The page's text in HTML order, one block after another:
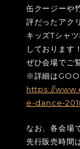
缶クージーや
評だったアク
キッズTシャ
しております！
ぜひ会場でご
※詳細は
https://
e-dance-
なお、各会場
先行販売時間